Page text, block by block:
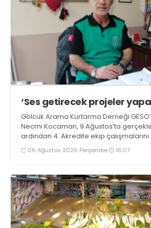
‘Ses getirecek projeler
Gölcük Arama Kurtarma Derneği
Necmi Kocaman, 9 Ağustos’ta
ardından 4. Akredite ekip çalışmalarını
tamamlayacaklarını ifade ederek
bulundu. Kocaman, “Gölcük’te ve
06 Ağustos 2026 Perşembe 16:07